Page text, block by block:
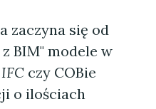
zaczyna się od
BIM" modele w
IFC czy COBie
o ilościach